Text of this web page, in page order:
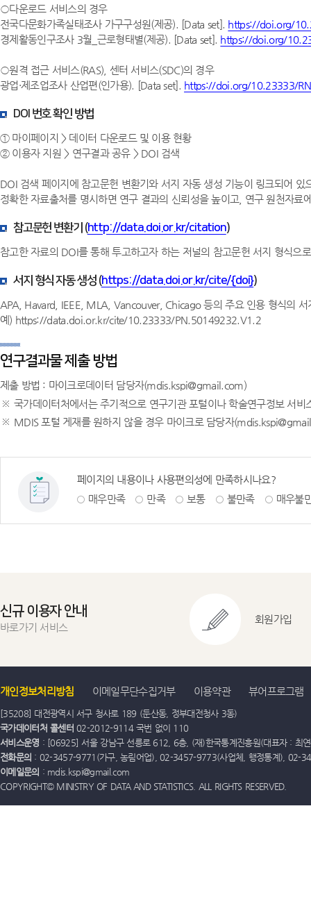
○다운로드 서비스의 경우
전국다문화가족실태조사 가구구성원(제공). [Data set]. https://doi.org/
경제활동인구조사 3월_근로형태별(제공). [Data set]. https://doi.org/
○원격 접근 서비스(RAS), 센터 서비스(SDC)의 경우
광업·제조업조사 산업편(인가용). [Data set]. https://doi.org/10.23333/
DOI 번호 확인 방법
① 마이페이지 > 데이터 다운로드 및 이용 현황
② 이용자 지원 > 연구결과 공유 > DOI 검색
DOI 검색 페이지에 참고문헌 변환기와 서지 자동 생성 기능이 링크되어 있
정확한 자료출처를 명시하면 연구 결과의 신뢰성을 높이고, 연구 원천자
참고문헌 변환기 (http://data.doi.or.kr/citation)
참고한 자료의 DOI를 통해 투고하고자 하는 저널의 참고문헌 서지 형식으
서지 형식 자동 생성 (https://data.doi.or.kr/cite/{doi})
APA, Havard, IEEE, MLA, Vancouver, Chicago 등의 주요 인용 형식의 서
예) https://data.doi.or.kr/cite/10.23333/PN.50149232.V1.2
연구결과물 제출 방법
제출 방법 : 마이크로데이터 담당자(mdis.kspi@gmail.com)
국가데이터처에서는 주기적으로 연구기관 포털이나 학술연구정보 서
MDIS 포털 게재를 원하지 않을 경우 마이크로 담당자
페이지의 내용이나 사용편의성에 만족하시나요?
매우만족
만족 보통 불만족 매우불
신규 이용자 안내
바로가기 서비스
회원가입
개인정보처리방침 이메일무단수집거부 이용약관 뷰어프로그램
[35208] 대전광역시 서구 청사로 189 (둔산동, 정부대전청사 3동)
국가데이터처 콜센터 02-2012-9114 국번 없이 110
서비스운영 : [06925] 서울 강남구 선릉로 612, 6층, (재)한국통계진흥원(대표자 : 최
전화문의 : 02-3457-9771(가구, 농림어업), 02-3457-9773(사업체, 행정통계), 02-
이메일문의 : mdis.kspi@gmail.com
COPYRIGHT© MINISTRY OF DATA AND STATISTICS. ALL RIGHTS RESERVED.